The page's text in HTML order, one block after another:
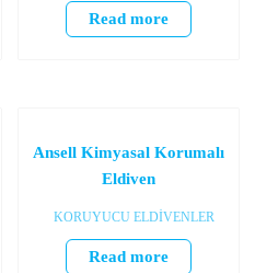
Read more
Ansell Kimyasal Korumalı
Eldiven
KORUYUCU ELDİVENLER
Read more